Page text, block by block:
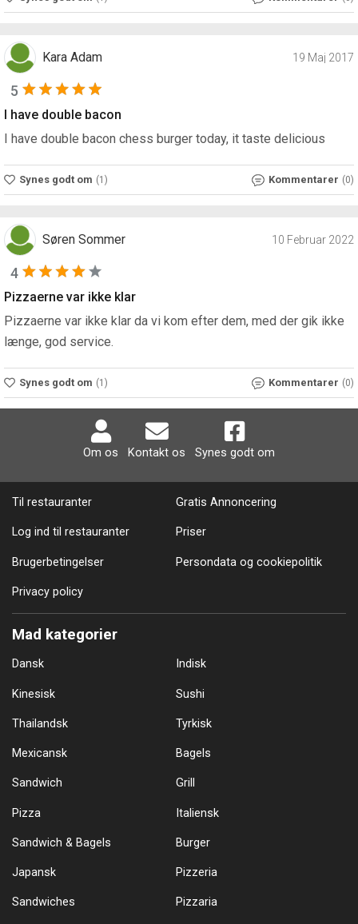
Kara Adam 19 Maj 2017
5
I have double bacon
I have double bacon chess burger today, it taste delicious
Synes godt om (1) Kommentarer (0)
Søren Sommer 10 Februar 2022
4
Pizzaerne var ikke klar
Pizzaerne var ikke klar da vi kom efter dem, med der gik ikke
længe, god service.
Synes godt om (1) Kommentarer (0)
Om os Kontakt os Synes godt om
Til restauranter Gratis Annoncering
Log ind til restauranter Priser
Brugerbetingelser Persondata og cookiepolitik
Privacy policy
Mad kategorier
Dansk Indisk
Kinesisk Sushi
Thailandsk Tyrkisk
Mexicansk Bagels
Sandwich Grill
Pizza Italiensk
Sandwich & Bagels Burger
Japansk Pizzeria
Sandwiches Pizzaria